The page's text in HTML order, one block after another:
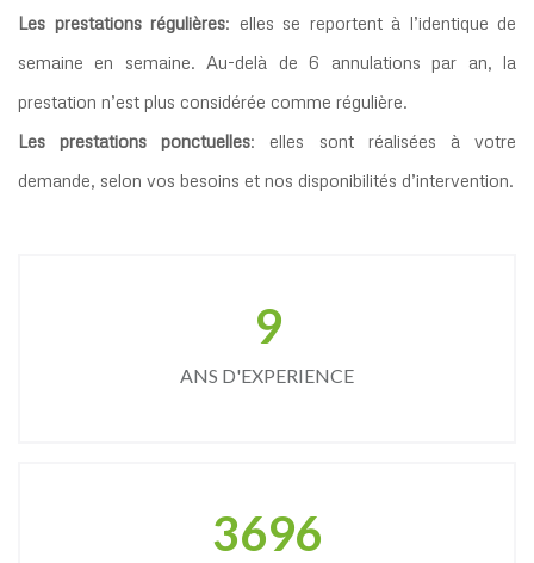
Les prestations régulières: elles se reportent à l’identique de
semaine en semaine. Au-delà de 6 annulations par an, la
prestation n’est plus considérée comme régulière.
Les prestations ponctuelles: elles sont réalisées à votre
demande, selon vos besoins et nos disponibilités d’intervention.
9
ANS D'EXPERIENCE
3696